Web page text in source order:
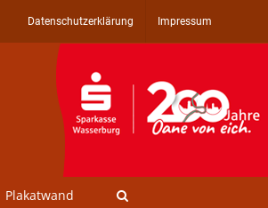
Datenschutzerklärung Impressum
Plakatwand